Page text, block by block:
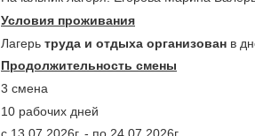
Условия проживания
Лагерь труда и отдыха организован в
Продолжительность смены
3 смена
10 рабочих дней